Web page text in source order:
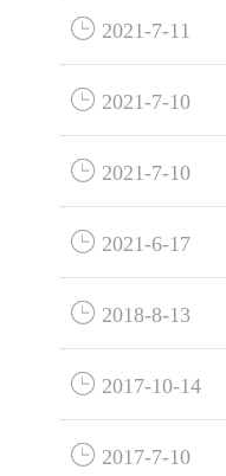
 2021-7-11
 2021-7-10
 2021-7-10
 2021-6-17
 2018-8-13
 2017-10-14
 2017-7-10